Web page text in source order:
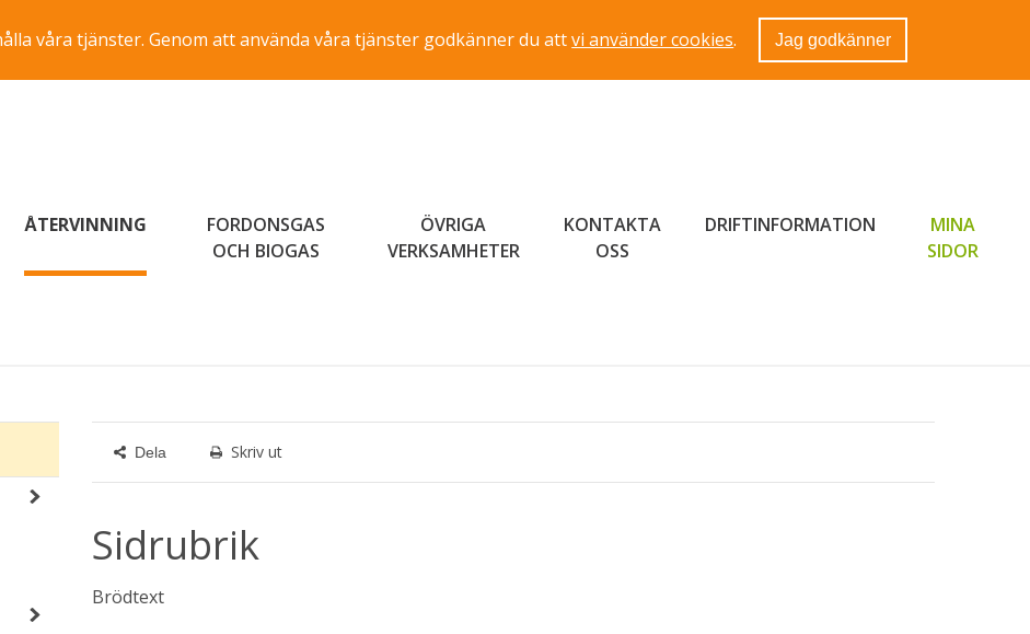
våra tjänster. Genom att använda våra tjänster godkänner du attvi använder cookies. Jag godkänner
ÅTERVINNING
FORDONSGAS
OCH BIOGAS
ÖVRIGA
VERKSAMHETER
KONTAKTA
OSS
DRIFTINFORMATION
MINA
SIDOR
Dela Skriv ut
Sidrubrik
Brödtext